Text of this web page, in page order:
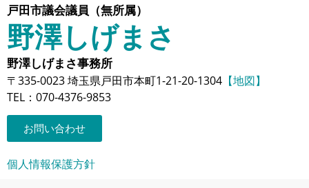
戸田市議会議員（無所属）
野澤しげまさ
野澤しげまさ事務所
〒335-0023 埼玉県戸田市本町1-21-20-1304 【地図】
TEL：070-4376-9853
お問い合わせ
個人情報保護方針